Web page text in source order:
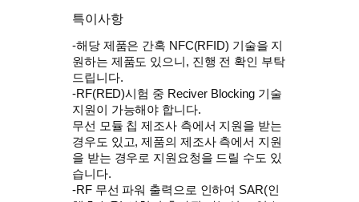
특이사항
-해당 제품은 간혹 NFC(RFID) 기술을 지
원하는 제품도 있으니, 진행 전 확인 부탁
드립니다.
-RF(RED)시험 중 Reciver Blocking 기술
지원이 가능해야 합니다.
무선 모듈 칩 제조사 측에서 지원을 받는
경우도 있고, 제품의 제조사 측에서 지원
을 받는 경우로 지원요청을 드릴 수도 있
습니다.
-RF 무선 파워 출력으로 인하여 SAR(인